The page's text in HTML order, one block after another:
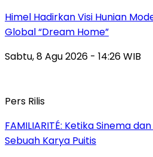
Himel Hadirkan Visi Hunian
Global “Dream Home”
Sabtu, 8 Agu 2026 - 14:26 WIB
Pers Rilis
FAMILIARITÉ: Ketika Sinema
Sebuah Karya Puitis